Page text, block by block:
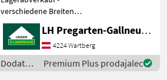
verschiedene Breiten
Funkcija nagiba: Hidravlično
dvojno delovanje, Naprava
za obračanje drsne ploskve
Dodatna oprema za
traktorje Nakladalna žlica
LH Pregarten-Gallneukirchen, Pregarten
4224 Wartberg
Dodatna
oprema
Premium Plus prodajalec